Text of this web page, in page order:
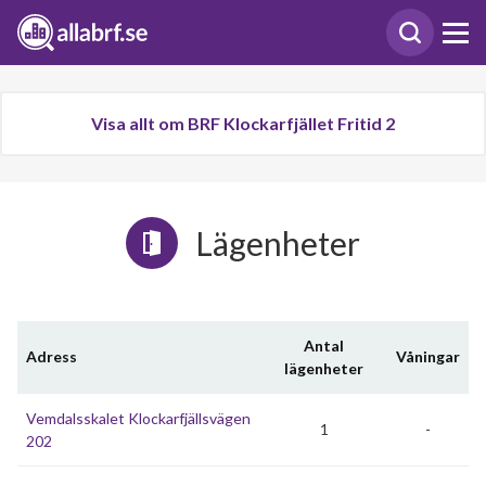
Visa allt om BRF Klockarfjället Fritid 2
Lägenheter
Adress
Antal
lägenheter
Våningar
Vemdalsskalet Klockarfjällsvägen
202
1 -